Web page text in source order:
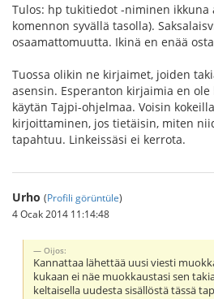
Tulos: hp tukitiedot -niminen ikkuna
komennon syvällä tasolla).
osaamattomuutta. Ikinä en enää
Tuossa olikin ne kirjaimet, joiden
asensin. Esperanton kirjaimia en
käytän Tajpi-ohjelmaa. Voisin
kirjoittaminen, jos tietäisin, miten
tapahtuu. Linkeissäsi ei kerrota.
Urho (Profili görüntüle)
4 Ocak 2014 11:14:48
Oijos:
Kannattaa lähettää uusi viesti
kukaan ei näe muokkaustasi sen
keltaisella uudesta sisällöstä tässä